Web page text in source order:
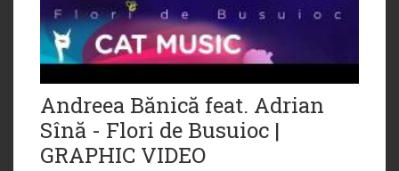
Andreea Bănică feat. Adrian
Sînă - Flori de Busuioc |
GRAPHIC VIDEO